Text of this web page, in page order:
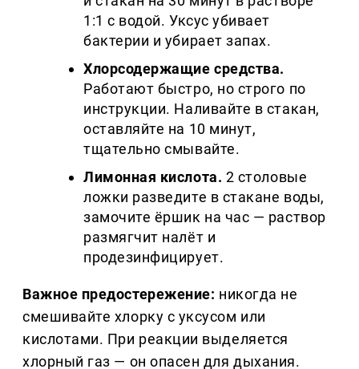
1:1 с водой. Уксус убивает
бактерии и убирает запах.
Хлорсодержащие средства.
Работают быстро, но строго по
инструкции. Наливайте в стакан,
оставляйте на 10 минут,
тщательно смывайте.
Лимонная кислота. 2 столовые
ложки разведите в стакане воды,
замочите ёршик на час — раствор
размягчит налёт и
продезинфицирует.
Важное предостережение: никогда не
смешивайте хлорку с уксусом или
кислотами. При реакции выделяется
хлорный газ — он опасен для дыхания.